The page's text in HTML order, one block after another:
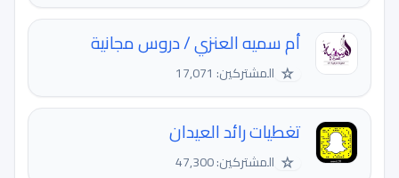
أم سميه العنزي / دروس مجانية
☆ المشتركين: 17,071
تغطيات رائد العيدان
☆ المشتركين: 47,300